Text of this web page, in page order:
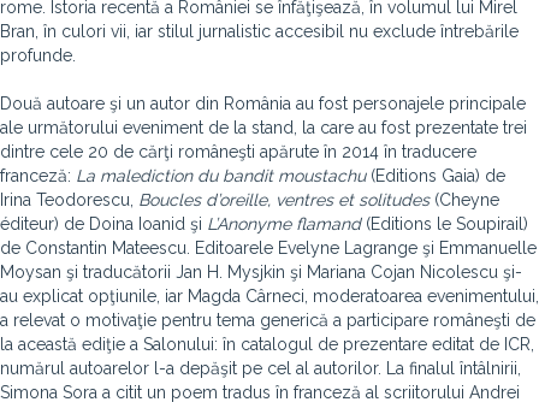
rome. Istoria recentă a României se înfăţişează, în volumul lui Mirel
Bran, în culori vii, iar stilul jurnalistic accesibil nu exclude întrebările
profunde.
Două autoare şi un autor din România au fost personajele principale
ale următorului eveniment de la stand, la care au fost prezentate trei
dintre cele 20 de cărţi româneşti apărute în 2014 în traducere
franceză: La malediction du bandit moustachu(Editions Gaia) de
Irina Teodorescu, Boucles d’oreille, ventres et solitudes(Cheyne
éditeur) de Doina Ioanid şi L’Anonyme flamand (Editions le Soupirail)
de Constantin Mateescu. Editoarele Evelyne Lagrange şi Emmanuelle
Moysan şi traducătorii Jan H. Mysjkin şi Mariana Cojan Nicolescu şi-
au explicat opţiunile, iar Magda Cârneci, moderatoarea evenimentului,
a relevat o motivaţie pentru tema generică a participare româneşti de
la această ediţie a Salonului: în catalogul de prezentare editat de ICR,
numărul autoarelor l-a depăşit pe cel al autorilor. La finalul întâlnirii,
Simona Sora a citit un poem tradus în franceză al scriitorului Andrei